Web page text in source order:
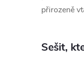
přirozeně
Sešit,